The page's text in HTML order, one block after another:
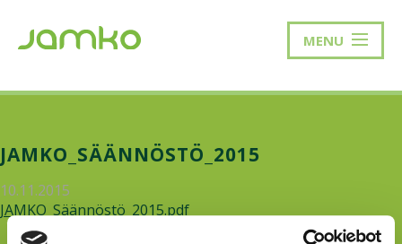
MENU
JAMKO_SÄÄNNÖSTÖ_2015
10.11.2015
JAMKO_Säännöstö_2015.pdf